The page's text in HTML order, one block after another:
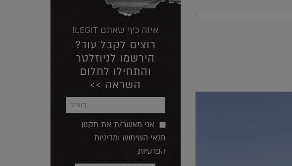
איזה כיף שאתם LEGIT!
רוצים לקבל עוד?
הירשמו לניוזלטר
והתחילו לחלום
השראה >>
אני מאשר/ת את תקנון
תנאי השימוש ומדיניות
הפרטיות